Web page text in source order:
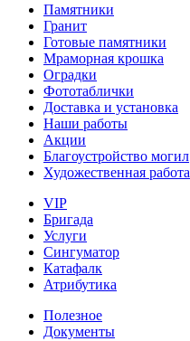
Памятники
Гранит
Готовые памятники
Мраморная крошка
Оградки
Фототаблички
Доставка и установка
Наши работы
Акции
Благоустройство могил
Художественная работа
VIP
Бригада
Услуги
Сингуматор
Катафалк
Атрибутика
Полезное
Документы